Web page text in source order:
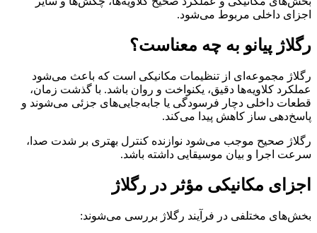
اجزای داخلی مربوط می‌شود.
رگلاژ پیانو به چه معناست؟
رگلاژ مجموعه‌ای از تنظیمات مکانیکی است که باعث می‌شود
عملکرد کلاویه‌ها دقیق، یکنواخت و روان باشد. با گذشت زمان،
قطعات داخلی دچار فرسودگی یا جابه‌جایی‌های جزئی می‌شوند و
پاسخ‌دهی ساز کاهش پیدا می‌کند.
رگلاژ صحیح موجب می‌شود نوازنده کنترل بهتری بر شدت صدا،
سرعت اجرا و بیان موسیقایی داشته باشد.
اجزای مکانیکی مؤثر در رگلاژ
بخش‌های مختلفی در فرآیند رگلاژ بررسی می‌شوند: